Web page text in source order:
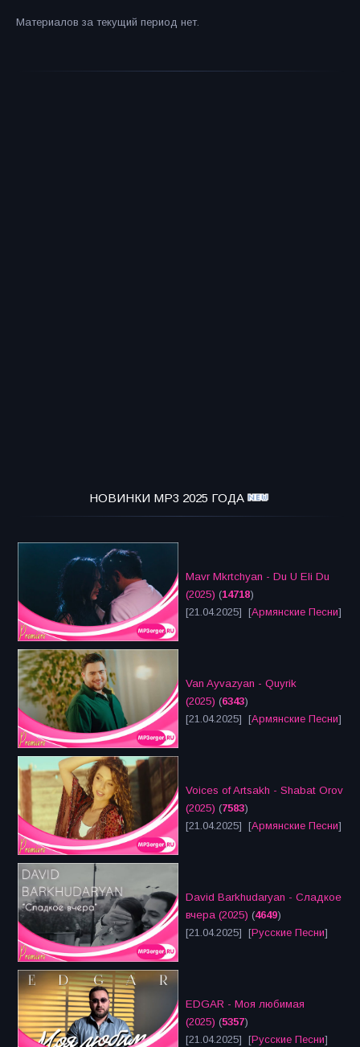
Материалов за текущий период нет.
НОВИНКИ MP3 2025 ГОДА
Mavr Mkrtchyan - Du U Eli Du
(2025) (14718)
[21.04.2025] [Армянские Песни]
Van Ayvazyan - Quyrik
(2025) (6343)
[21.04.2025] [Армянские Песни]
Voices of Artsakh - Shabat Orov
(2025) (7583)
[21.04.2025] [Армянские Песни]
David Barkhudaryan - Сладкое
вчера (2025) (4649)
[21.04.2025] [Русские Песни]
EDGAR - Моя любимая
(2025) (5357)
[21.04.2025] [Русские Песни]